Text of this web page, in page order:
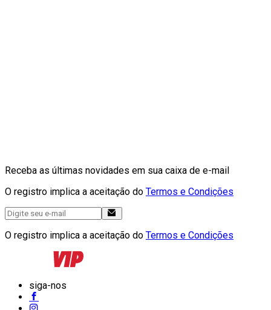
Receba as últimas novidades em sua caixa de e-mail
O registro implica a aceitação do Termos e Condições
O registro implica a aceitação do Termos e Condições
siga-nos